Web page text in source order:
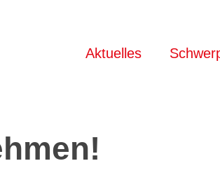
Aktuelles